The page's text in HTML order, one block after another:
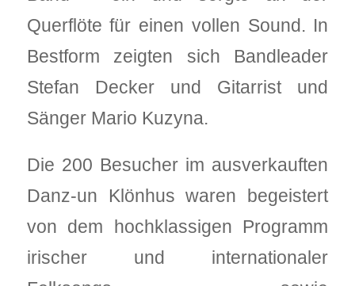
Querflöte für einen vollen Sound. In
Bestform zeigten sich Bandleader
Stefan Decker und Gitarrist und
Sänger Mario Kuzyna.
Die 200 Besucher im ausverkauften
Danz-un Klönhus waren begeistert
von dem hochklassigen Programm
irischer und internationaler